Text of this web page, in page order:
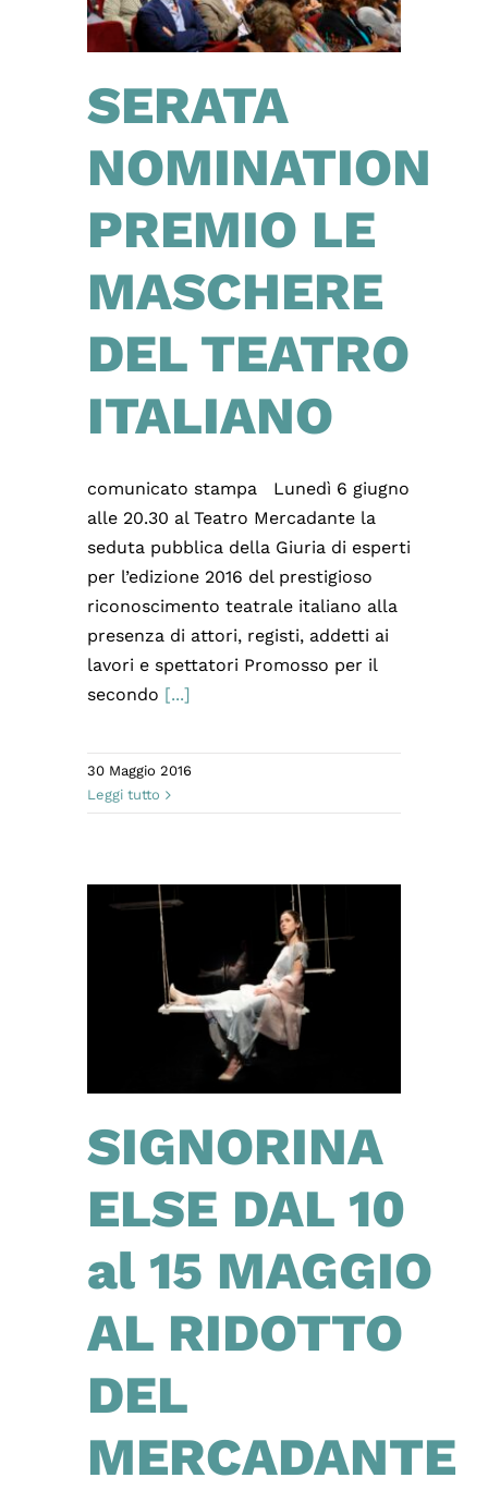
SERATA
NOMINATION
PREMIO LE
MASCHERE
DEL TEATRO
ITALIANO
comunicato stampa Lunedì 6 giugno
alle 20.30 al Teatro Mercadante la
seduta pubblica della Giuria di esperti
per l’edizione 2016 del prestigioso
riconoscimento teatrale italiano alla
presenza di attori, registi, addetti ai
lavori e spettatori Promosso per il
secondo [...]
30 Maggio 2016
Leggi tutto
SIGNORINA
ELSE DAL 10
al 15 MAGGIO
AL RIDOTTO
DEL
MERCADANTE